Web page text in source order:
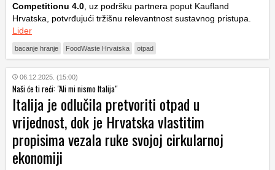
Competitionu 4.0 , uz podršku partnera poput Kaufland
Hrvatska , potvrđujući tržišnu relevantnost sustavnog pristupa.
Lider
bacanje hranje FoodWaste Hrvatska otpad
06.12.2025. (15:00)
Naši će ti reći: "Ali mi nismo Italija"
Italija je odlučila pretvoriti otpad u
vrijednost, dok je Hrvatska vlastitim
propisima vezala ruke svojoj cirkularnoj
ekonomiji